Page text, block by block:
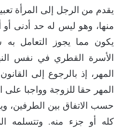
يقدم من الرجل إلى المرأة
منها، وهو ليس له حد أدنى
يكون مما يجوز التعامل
الأسرة القطري في نفس
المهر، إذ بالرجوع إلى
المهر حقا للزوجة وواجبا
حسب الاتفاق بين الطرفين،
كله أو جزء منه. وتتسلمه